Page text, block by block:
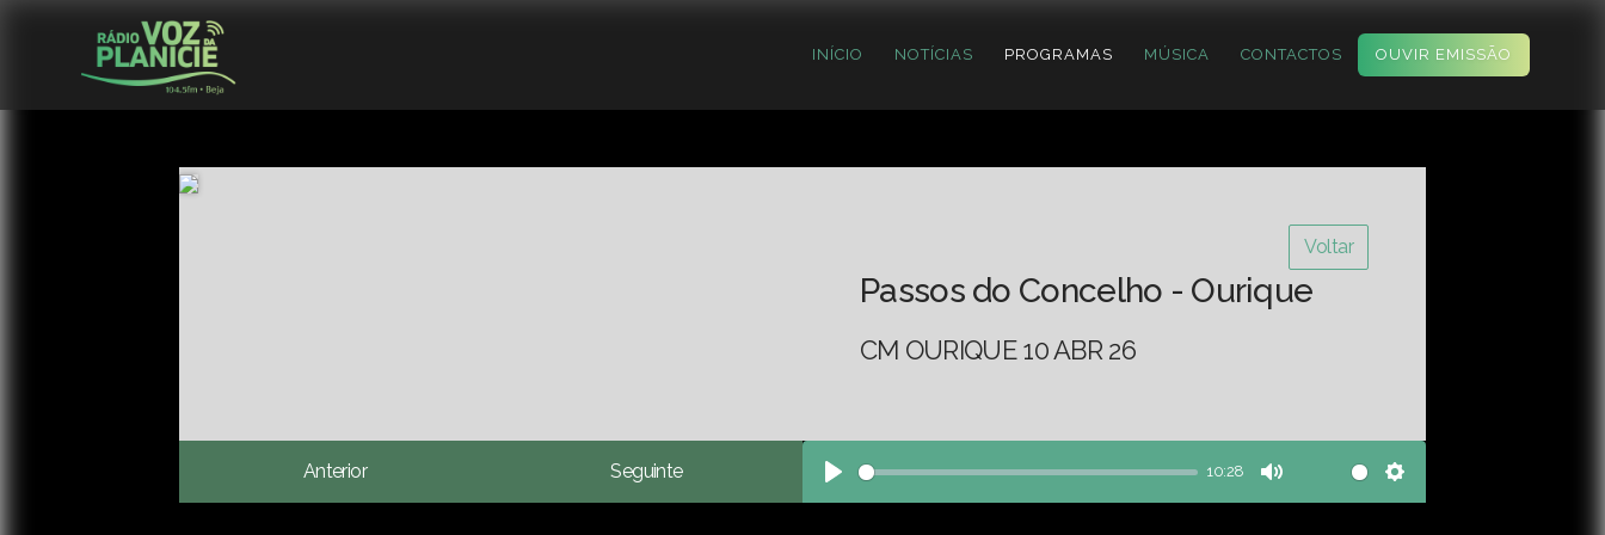
INÍCIO NOTÍCIAS PROGRAMAS MÚSICA CONTACTOS OUVIR EMISSÃO
Voltar
Passos do Concelho - Ourique
CM OURIQUE 10 ABR 26
Anterior Seguinte
Play
10:28
Mute Settings